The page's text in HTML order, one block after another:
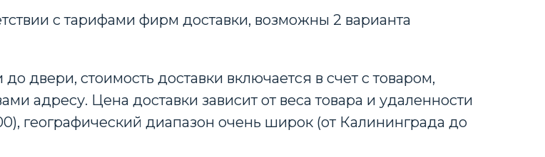
с тарифами фирм доставки, возможны 2 варианта
двери, стоимость доставки включается в счет с товаром,
адресу. Цена доставки зависит от веса товара и удаленности
географический диапазон очень широк (от Калининграда до